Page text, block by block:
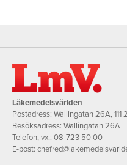
Läkemedelsvärlden
Postadress: Wallingatan 26A, 111
Besöksadress: Wallingatan 26A
Telefon, vx.: 08-723 50 00
E-post: